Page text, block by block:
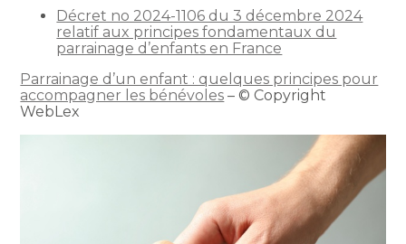
Décret no 2024-1106 du 3 décembre 2024
relatif aux principes fondamentaux du
parrainage d’enfants en France
Parrainage d’un enfant : quelques principes pour
accompagner les bénévoles – © Copyright
WebLex